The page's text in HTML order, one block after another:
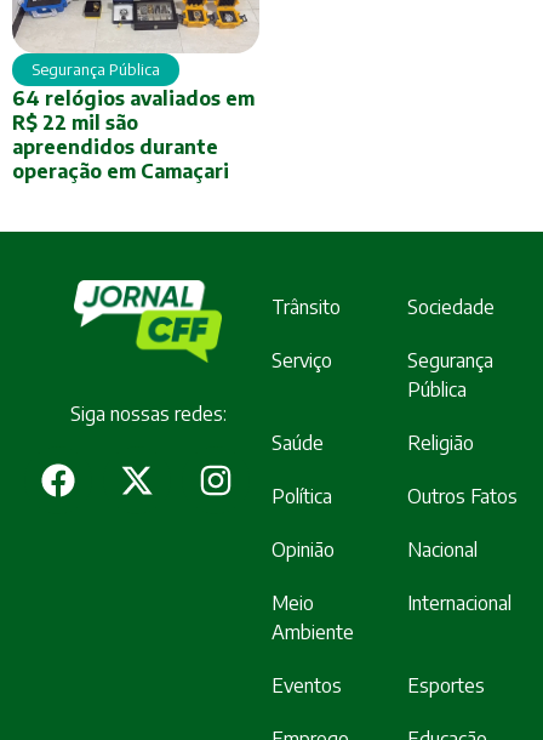
Segurança Pública
64 relógios avaliados em
R$ 22 mil são
apreendidos durante
operação em Camaçari
Siga nossas redes:
Trânsito Sociedade
Serviço
Segurança
Pública
Saúde Religião
Política Outros Fatos
Opinião Nacional
Meio
Ambiente
Internacional
Eventos Esportes